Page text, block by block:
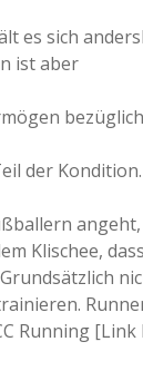
es sich
ist aber
der Kondition.
Klischee,
Running